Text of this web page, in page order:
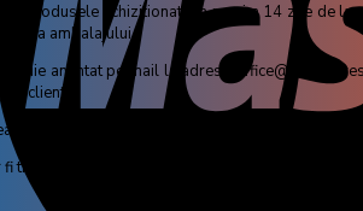
produsele achizitionate in maxim 14 zile de la
sau a ambalajului.
anuntat pe mail la adresa
client.
prin transfer bancar, in maxim 30 de zile de
trimise la adresa: Str Mihail Sebastian Nr 88,